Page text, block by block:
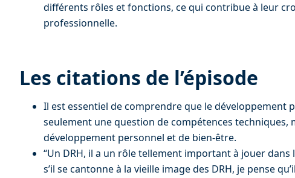
différents rôles et fonctions, ce qui contribue à leur
professionnelle.
Les citations de l’épisode
Il est essentiel de comprendre que le développement
seulement une question de compétences techniques,
développement personnel et de bien-être.
“Un DRH, il a un rôle tellement important à jouer dans
s’il se cantonne à la vieille image des DRH, je pense